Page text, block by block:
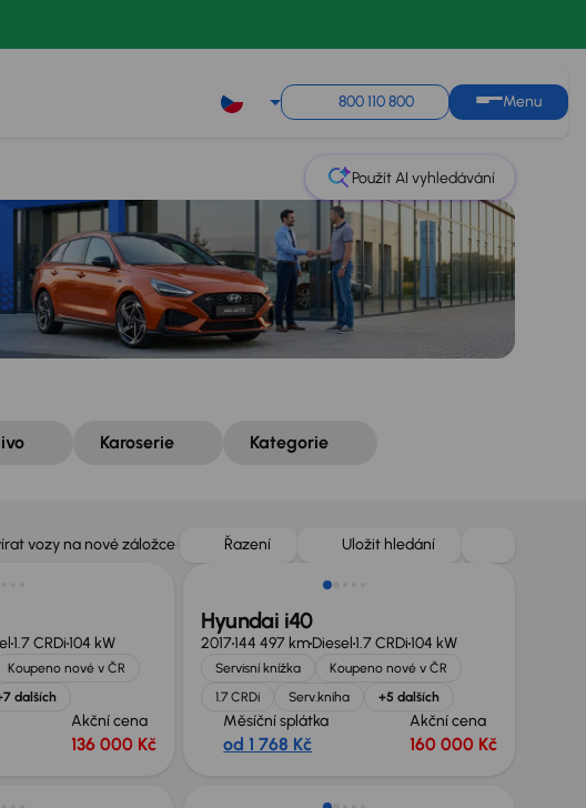
800 110 800 Menu
Použít AI vyhledávání
Karoserie Kategorie
vozy na nové záložce Řazení Uložit hledání
1.7 CRDi104 kW
Koupeno nové v ČR
dalších
Akční cena
136 000 Kč
Zlevněno o 30 000 Kč
Hyundai i40
2017144 497 kmDiesel1.7 CRDi104 kW
Servisní knížka
Koupeno nové v ČR
1.7 CRDi
Serv.kniha +5 dalších
Měsíční splátka
od 1 768 Kč
Akční cena
160 000 Kč
Možnost odpočtu DPH